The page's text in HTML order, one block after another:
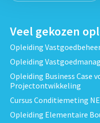
Veel gekozen
Opleiding
Opleiding
Opleiding Business Case
Projectontwikkeling
Cursus Conditiemeting
Opleiding Elementaire